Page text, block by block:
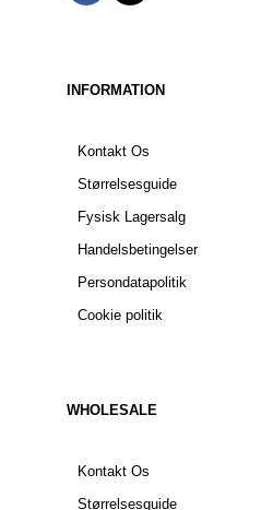
INFORMATION
Kontakt Os
Størrelsesguide
Fysisk Lagersalg
Handelsbetingelser
Persondatapolitik
Cookie politik
WHOLESALE
Kontakt Os
Størrelsesguide